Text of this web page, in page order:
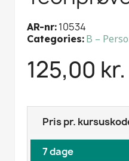
AR-nr 10534
Categories B –
125,00 kr.